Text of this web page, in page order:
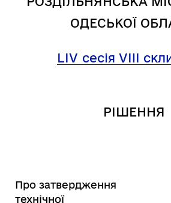
ОДЕСЬКОЇ
LІV сесія VIII
РІШЕННЯ
Про затвердження
технічної